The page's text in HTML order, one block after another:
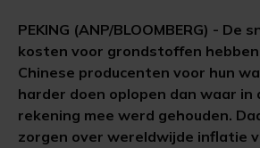
PEKING (ANP/BLOOMBERG) - De
kosten voor grondstoffen
Chinese producenten voor hun
harder doen oplopen dan waar in
rekening mee werd gehouden.
zorgen over wereldwijde inflatie